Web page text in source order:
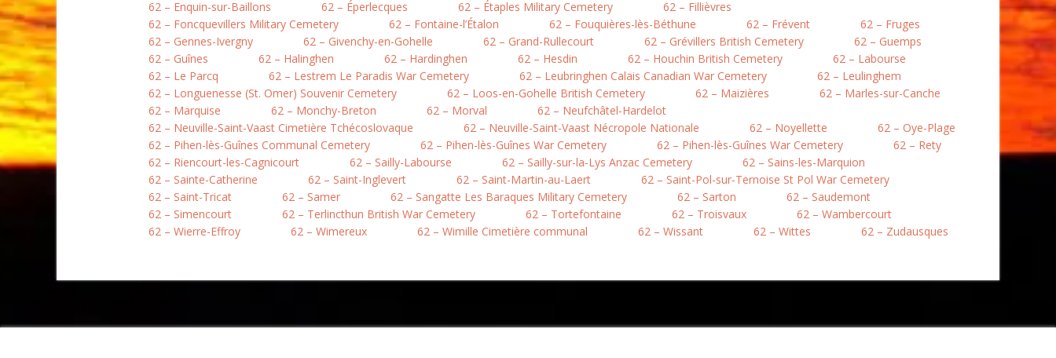
62 – Enquin-sur-Baillons
62 – Éperlecques 62 – Étaples Military Cemetery
62 – Fillièvres
62 – Foncquevillers Military Cemetery
62 – Fontaine-l’Étalon 62 – Fouquières-lès-Béthune 62 – Frévent
62 – Fruges
62 – Gennes-Ivergny
62 – Givenchy-en-Gohelle 62 – Grand-Rullecourt 62 – Grévillers British Cemetery
62 – Guemps
62 – Guînes
62 – Halinghen 62 – Hardinghen 62 – Hesdin 62 – Houchin British Cemetery
62 – Labourse
62 – Le Parcq
62 – Lestrem Le Paradis War Cemetery 62 – Leubringhen Calais Canadian War Cemetery
62 – Leulinghem
62 – Longuenesse (St. Omer) Souvenir Cemetery
62 – Loos-en-Gohelle British Cemetery 62 – Maizières
62 – Marles-sur-Canche
62 – Marquise
62 – Monchy-Breton 62 – Morval
62 – Neufchâtel-Hardelot
62 – Neuville-Saint-Vaast Cimetière Tchécoslovaque
62 – Neuville-Saint-Vaast Nécropole Nationale 62 – Noyellette
62 – Oye-Plage
62 – Pihen-lès-Guînes Communal Cemetery
62 – Pihen-lès-Guînes War Cemetery 62 – Pihen-lès-Guînes War Cemetery
62 – Rety
62 – Riencourt-les-Cagnicourt
62 – Sailly-Labourse 62 – Sailly-sur-la-Lys Anzac Cemetery
62 – Sains-les-Marquion
62 – Sainte-Catherine
62 – Saint-Inglevert 62 – Saint-Martin-au-Laert
62 – Saint-Pol-sur-Ternoise St Pol War Cemetery
62 – Saint-Tricat
62 – Samer 62 – Sangatte Les Baraques Military Cemetery 62 – Sarton
62 – Saudemont
62 – Simencourt
62 – Terlincthun British War Cemetery 62 – Tortefontaine 62 – Troisvaux
62 – Wambercourt
62 – Wierre-Effroy
62 – Wimereux 62 – Wimille Cimetière communal 62 – Wissant 62 – Wittes 62 – Zudausques